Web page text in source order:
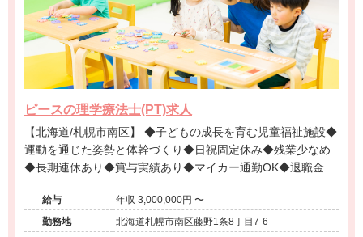
ピースの理学療法士(PT)求人
【北海道/札幌市南区】 ◆子どもの成長を育む児童福祉施設◆
運動を通じた姿勢と体幹づくり◆日祝固定休み◆残業少なめ
◆長期連休あり◆賞与実績あり◆マイカー通勤OK◆退職金あ
給与
年収 3,000,000円 〜
勤務地
北海道札幌市南区藤野1条8丁目7-6